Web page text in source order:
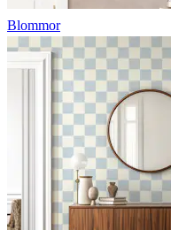
Blommor